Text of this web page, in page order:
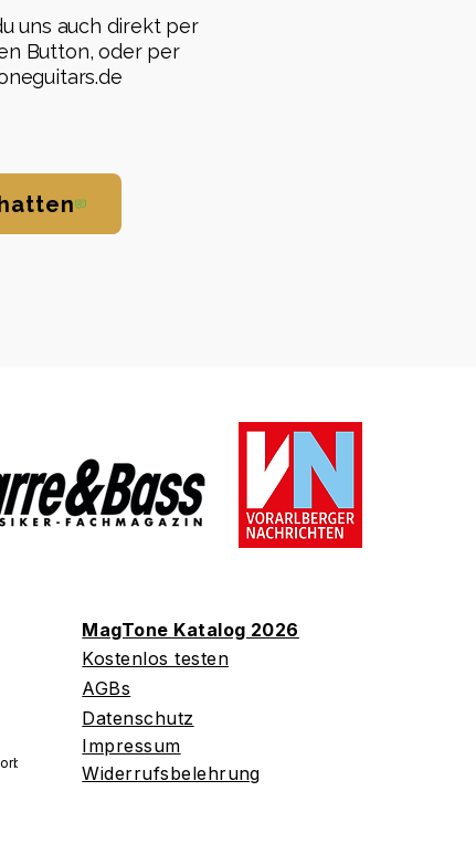
uns auch direkt per
Button, oder per
Kostenlos testen
MagTone Katalog 2026
AGBs
Datenschutz
Impressum
Widerrufsbelehrung